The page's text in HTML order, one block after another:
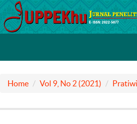
Home Vol 9, No 2 (2021) Pratiwi